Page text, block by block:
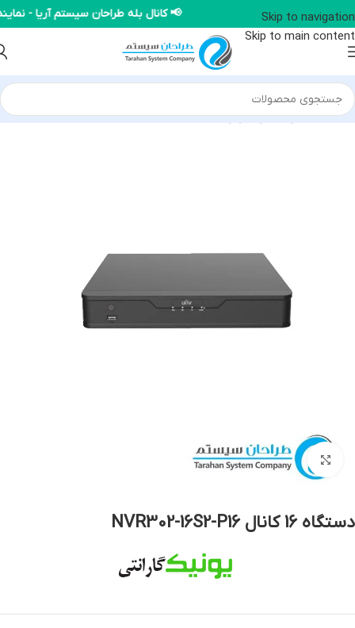
Skip to navigation
Skip to main content
📢 کانال بله طراحان سیستم آریا -
خانه/محصولات یونی ویو
بزرگنمایی تصویر
دستگاه 16 کانال NVR302-16S2-P16